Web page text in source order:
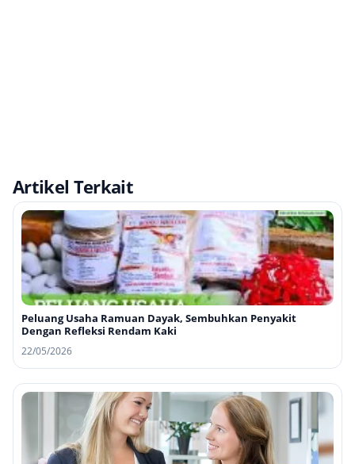
Artikel Terkait
Peluang Usaha Ramuan Dayak, Sembuhkan Penyakit
Dengan Refleksi Rendam Kaki
22/05/2026